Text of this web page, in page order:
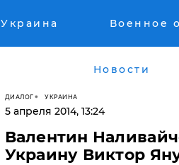
Украина Военное
Новости
ДИАЛОГ УКРАИНА
5 апреля 2014, 13:24
Валентин
Украину Виктор